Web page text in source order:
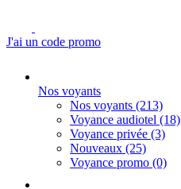
J'ai un code promo
Nos voyants
Nos voyants (213)
Voyance audiotel (18)
Voyance privée (3)
Nouveaux (25)
Voyance promo (0)